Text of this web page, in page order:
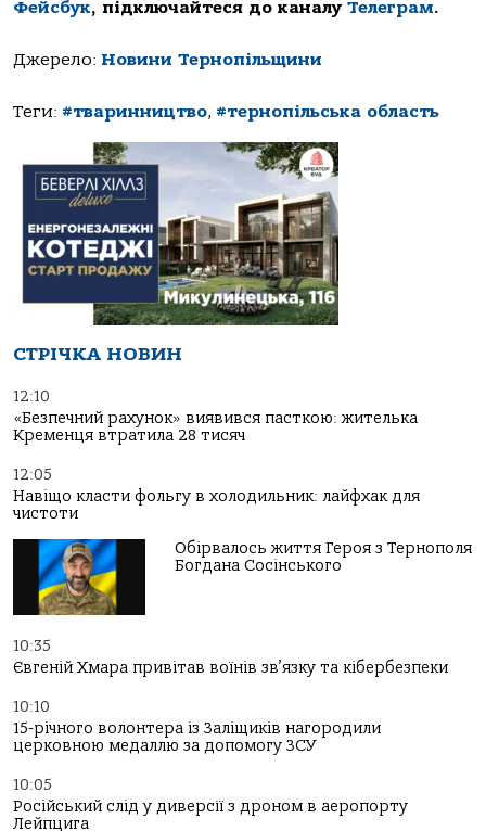
Фейсбук, підключайтеся до каналу Телеграм.
Джерело: Новини Тернопільщини
Теги: #тваринництво, #тернопільська область
СТРІЧКА НОВИН
12:10
«Безпечний рахунок» виявився пасткою: жителька
Кременця втратила 28 тисяч
12:05
Навіщо класти фольгу в холодильник: лайфхак для
чистоти
Обірвалось життя Героя з Тернополя
Богдана Сосінського
10:35
Євгеній Хмара привітав воїнів зв’язку та кібербезпеки
10:10
15-річного волонтера із Заліщиків нагородили
церковною медаллю за допомогу ЗСУ
10:05
Російський слід у диверсії з дроном в аеропорту
Лейпцига